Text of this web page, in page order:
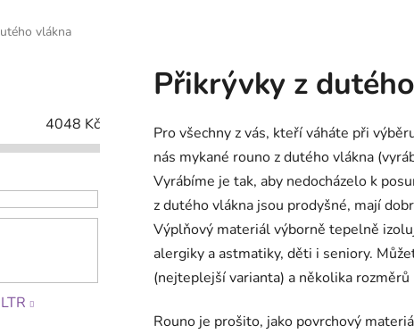
vlákna
4048 Kč
Přikrývky z
Pro všechny z vás, kteří váháte při
nás mykané rouno z dutého vlákna
Vyrábíme je tak, aby nedocházelo k
z dutého vlákna jsou prodyšné, mají
Výplňový materiál výborně tepelně
alergiky a astmatiky, děti i seniory.
(nejteplejší varianta) a několika
Rouno je prošito, jako povrchový